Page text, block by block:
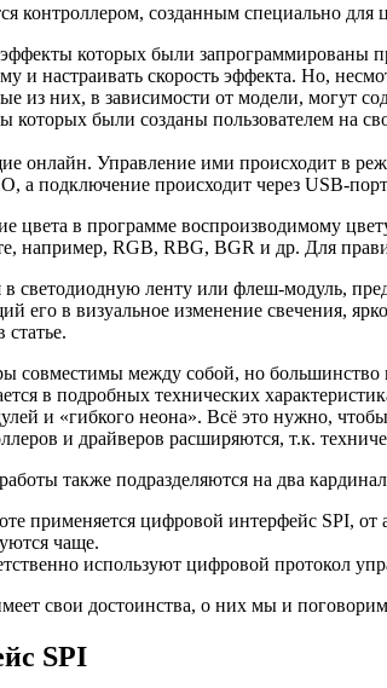
контроллером, созданным специально
которых были запрограммированы
и настраивать скорость эффекта. Но,
из них, в зависимости от модели, могут
которых были созданы пользователем на
онлайн. Управление ими происходит в
а подключение происходит через USB-
цвета в программе воспроизводимому
например, RGB, RBG, BGR и др. Для
светодиодную ленту или флеш-модуль,
его в визуальное изменение свечения,
статье.
совместимы между собой, но большинство
в подробных технических
и «гибкого неона». Всё это нужно,
и драйверов расширяются, т.к.
также подразделяются на два
применяется цифровой интерфейс SPI,
чаще.
используют цифровой протокол
свои достоинства, о них мы и
SPI